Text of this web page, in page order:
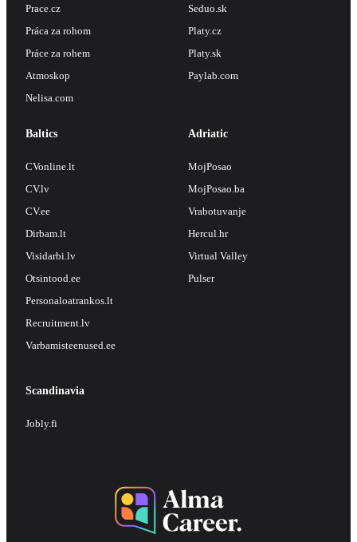
Prace.cz
Práca za rohom
Práce za rohem
Atmoskop
Nelisa.com
Seduo.sk
Platy.cz
Platy.sk
Paylab.com
Baltics
CVonline.lt
CV.lv
CV.ee
Dirbam.lt
Visidarbi.lv
Otsintood.ee
Personaloatrankos.lt
Recruitment.lv
Varbamisteenused.ee
Adriatic
MojPosao
MojPosao.ba
Vrabotuvanje
Hercul.hr
Virtual Valley
Pulser
Scandinavia
Jobly.fi